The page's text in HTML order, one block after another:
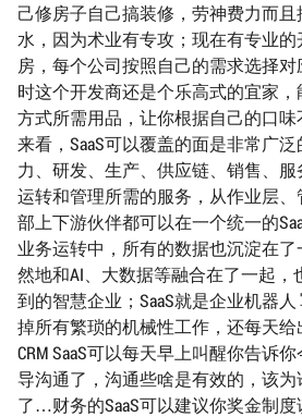
己修房子自己搞装修，劳神费力而
水，因为术业有专攻；现在有专业
房，每个公司按照自己的需求选择
时这个开发商还是个乐高式的宜家
方式所需用品，让你根据自己的口
来看，SaaS可以覆盖的面是非常广
力、研发、生产、供应链、销售、
运转和管理所需的服务，从作业层
部上下游伙伴都可以在一个统一的
业务运转中，所有的数据也沉淀在了
然地和AI、大数据等融合在了一起，
到的智慧企业；SaaS就是企业机器
掉所有繁琐的机械性工作，还每天给
CRM SaaS可以每天早上叫醒你告诉
导沟通了，沟通些啥是有效的，该
了…财务的SaaS可以建议你奖金制